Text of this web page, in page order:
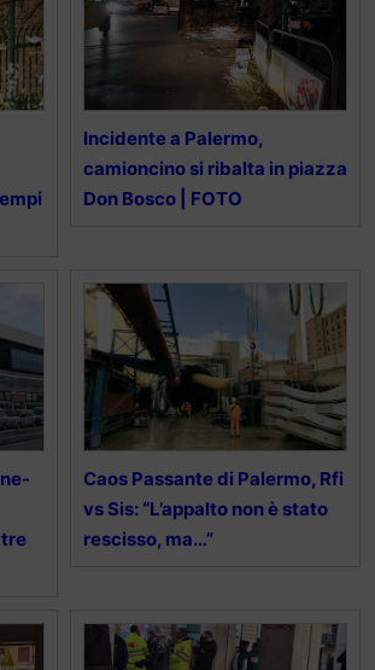
Incidente a Palermo,
camioncino si ribalta in piazza
Don Bosco | FOTO
Caos Passante di Palermo, Rfi
vs Sis: “L’appalto non è stato
rescisso, ma…”